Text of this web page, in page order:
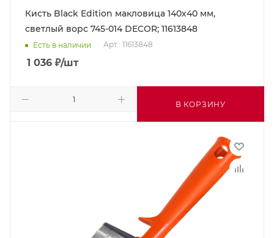
Кисть Black Edition макловица 140х40 мм,
светлый ворс 745-014 DECOR; 11613848
Есть в наличии Арт.: 11613848
1 036 ₽/шт
В КОРЗИНУ